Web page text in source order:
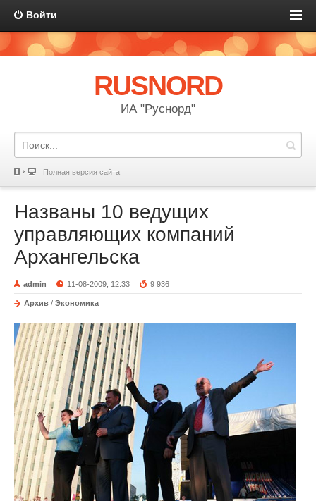
Войти
RUSNORD
ИА "Руснорд"
Полная версия сайта
Названы 10 ведущих
управляющих компаний
Архангельска
admin 11-08-2009, 12:33 9 936
Архив / Экономика